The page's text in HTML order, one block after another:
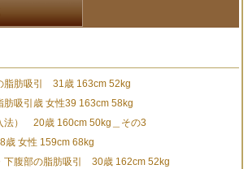
脂肪吸引 31歳 163cm 52kg
肪吸引歳 女性39 163cm 58kg
法） 20歳 160cm 50kg＿その3
歳 女性 159cm 68kg
下腹部の脂肪吸引 30歳 162cm 52kg